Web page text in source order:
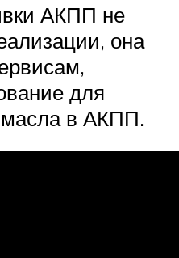
АКПП не
она
для
в АКПП.